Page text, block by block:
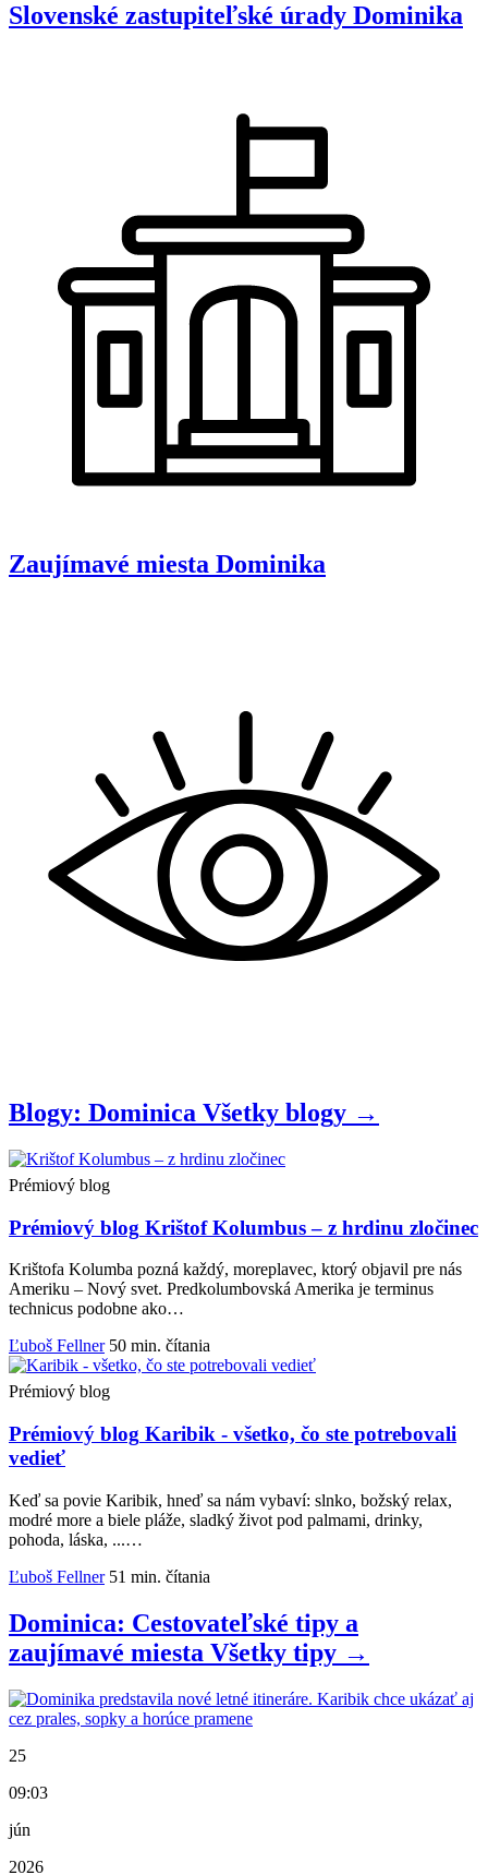
Slovenské zastupiteľské úrady Dominika
Zaujímavé miesta Dominika
Blogy: Dominica Všetky blogy →
Prémiový blog
Prémiový blog Krištof Kolumbus – z hrdinu zločinec
Krištofa Kolumba pozná každý, moreplavec, ktorý objavil pre nás
Ameriku – Nový svet. Predkolumbovská Amerika je terminus
technicus podobne ako…
Ľuboš Fellner 50 min. čítania
Prémiový blog
Prémiový blog Karibik - všetko, čo ste potrebovali
vedieť
Keď sa povie Karibik, hneď sa nám vybaví: slnko, božský relax,
modré more a biele pláže, sladký život pod palmami, drinky,
pohoda, láska, ...…
Ľuboš Fellner 51 min. čítania
Dominica: Cestovateľské tipy a
zaujímavé miesta Všetky tipy →
25
09:03
jún
2026